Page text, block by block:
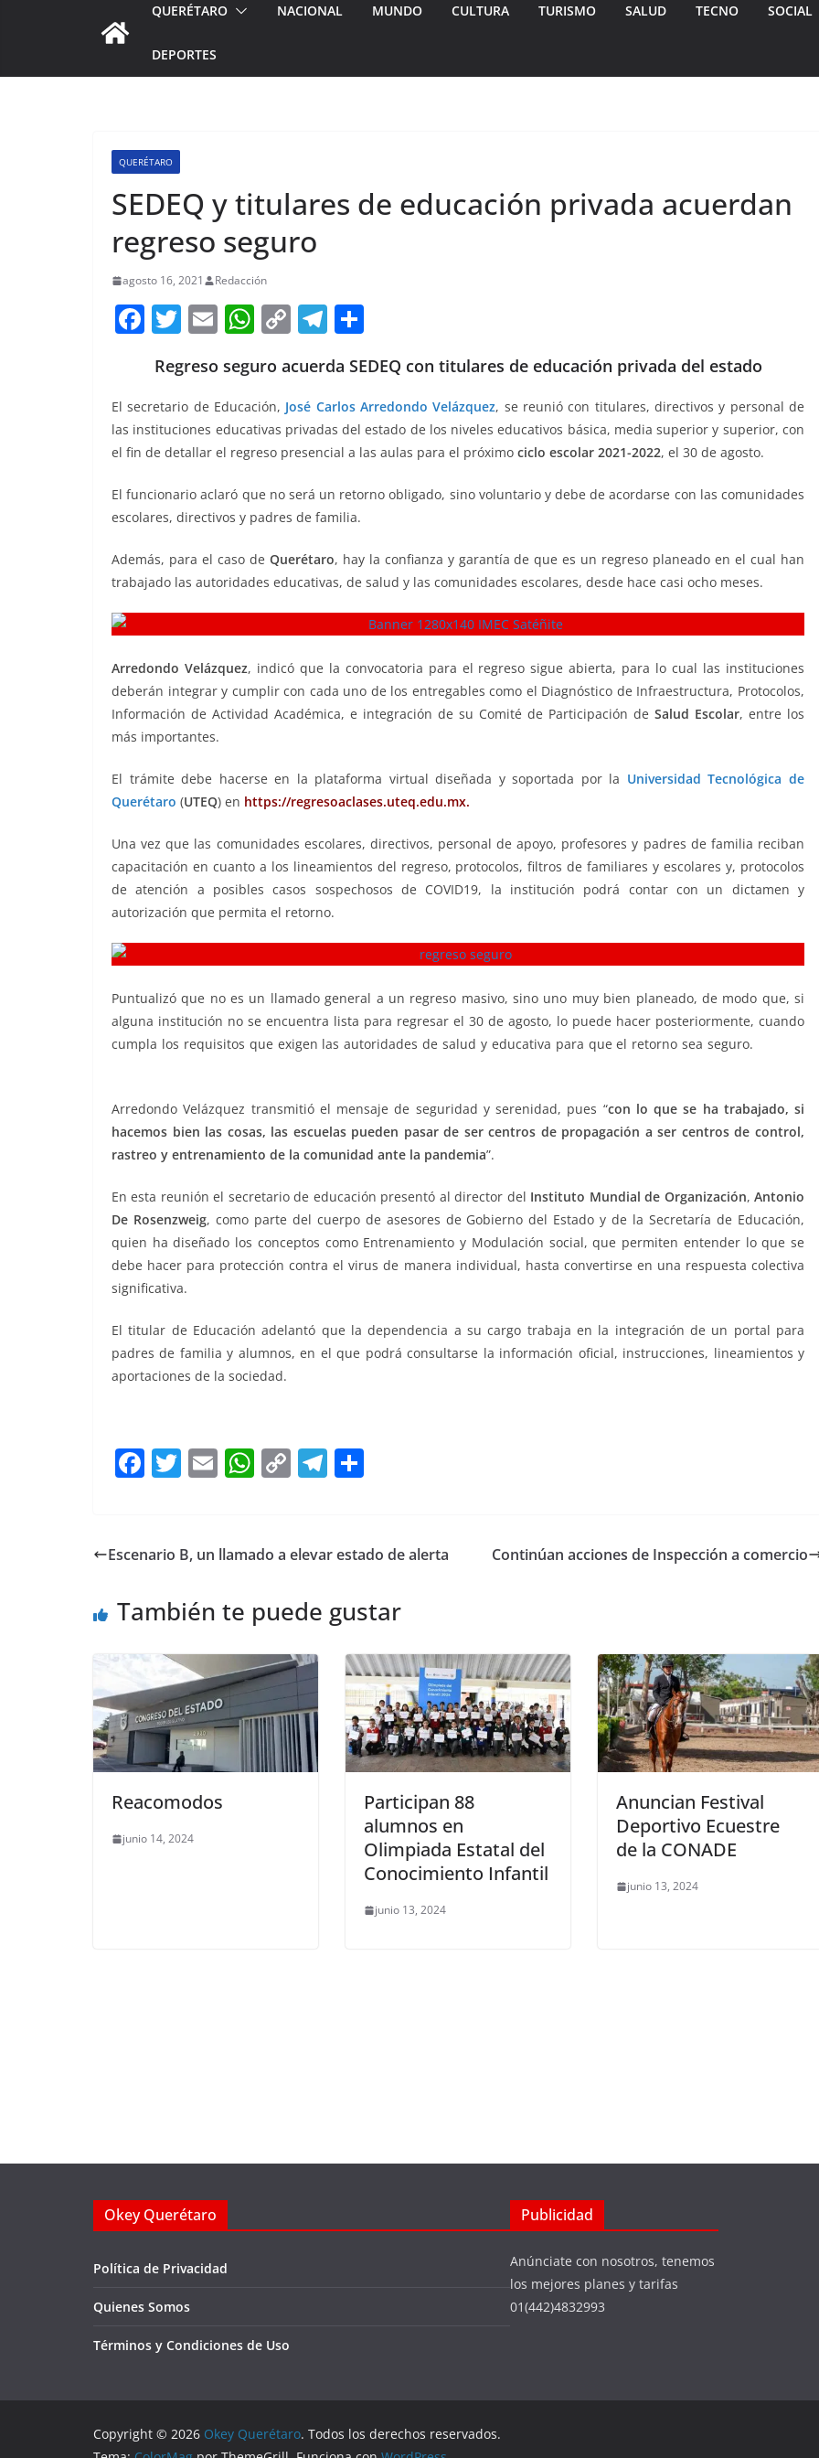
QUERÉTARO NACIONAL MUNDO CULTURA TURISMO SALUD TECNO SOCIAL
DEPORTES
QUERÉTARO
SEDEQ y titulares de educación privada acuerdan
regreso seguro
agosto 16, 2021 Redacción
F
c
e
b
o
o
k
T
itt
er
E
ai
l
W
at
s
A
p
p
C
p
y
Li
n
k
T
e
gr
a
m
ar
e
Regreso seguro acuerda SEDEQ con titulares de educación privada del estado
El secretario de Educación, José Carlos Arredondo Velázquez, se reunió con titulares, directivos y personal de
las instituciones educativas privadas del estado de los niveles educativos básica, media superior y superior, con
el fin de detallar el regreso presencial a las aulas para el próximo ciclo escolar 2021-2022, el 30 de agosto.
El funcionario aclaró que no será un retorno obligado, sino voluntario y debe de acordarse con las comunidades
escolares, directivos y padres de familia.
Además, para el caso de Querétaro, hay la confianza y garantía de que es un regreso planeado en el cual han
trabajado las autoridades educativas, de salud y las comunidades escolares, desde hace casi ocho meses.
Arredondo Velázquez, indicó que la convocatoria para el regreso sigue abierta, para lo cual las instituciones
deberán integrar y cumplir con cada uno de los entregables como el Diagnóstico de Infraestructura, Protocolos,
Información de Actividad Académica, e integración de su Comité de Participación de Salud Escolar, entre los
más importantes.
El trámite debe hacerse en la plataforma virtual diseñada y soportada por la Universidad Tecnológica de
Querétaro (UTEQ) en https://regresoaclases.uteq.edu.mx.
Una vez que las comunidades escolares, directivos, personal de apoyo, profesores y padres de familia reciban
capacitación en cuanto a los lineamientos del regreso, protocolos, filtros de familiares y escolares y, protocolos
de atención a posibles casos sospechosos de COVID19, la institución podrá contar con un dictamen y
autorización que permita el retorno.
Puntualizó que no es un llamado general a un regreso masivo, sino uno muy bien planeado, de modo que, si
alguna institución no se encuentra lista para regresar el 30 de agosto, lo puede hacer posteriormente, cuando
cumpla los requisitos que exigen las autoridades de salud y educativa para que el retorno sea seguro.
Arredondo Velázquez transmitió el mensaje de seguridad y serenidad, pues “con lo que se ha trabajado, si
hacemos bien las cosas, las escuelas pueden pasar de ser centros de propagación a ser centros de control,
rastreo y entrenamiento de la comunidad ante la pandemia”.
En esta reunión el secretario de educación presentó al director del Instituto Mundial de Organización,Antonio
De Rosenzweig, como parte del cuerpo de asesores de Gobierno del Estado y de la Secretaría de Educación,
quien ha diseñado los conceptos como Entrenamiento y Modulación social, que permiten entender lo que se
debe hacer para protección contra el virus de manera individual, hasta convertirse en una respuesta colectiva
significativa.
El titular de Educación adelantó que la dependencia a su cargo trabaja en la integración de un portal para
padres de familia y alumnos, en el que podrá consultarse la información oficial, instrucciones, lineamientos y
aportaciones de la sociedad.
F
e
o
k
T
er
E
l
W
s
p
p
C
y
n
T
gr
m
e
Escenario B, un llamado a elevar estado de alerta Continúan acciones de Inspección a comercio
También te puede gustar
Reacomodos
junio 14, 2024
Participan 88
alumnos en
Olimpiada Estatal del
Conocimiento Infantil
junio 13, 2024
Anuncian Festival
Deportivo Ecuestre
de la CONADE
junio 13, 2024
Okey Querétaro
Política de Privacidad
Quienes Somos
Términos y Condiciones de Uso
Publicidad
Anúnciate con nosotros, tenemos
los mejores planes y tarifas
01(442)4832993
Copyright © 2026 Okey Querétaro. Todos los derechos reservados.